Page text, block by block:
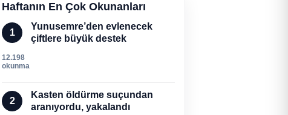
Haftanın En Çok Okunanları
1
Yunusemre’den evlenecek
çiftlere büyük destek
12.198
okunma
2
Kasten öldürme suçundan
aranıyordu, yakalandı